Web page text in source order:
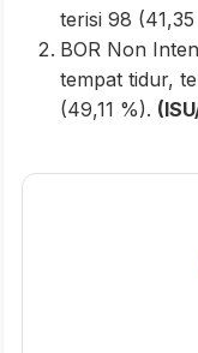
terisi 98
BOR Non
tempat tidur,
(49,11 %).